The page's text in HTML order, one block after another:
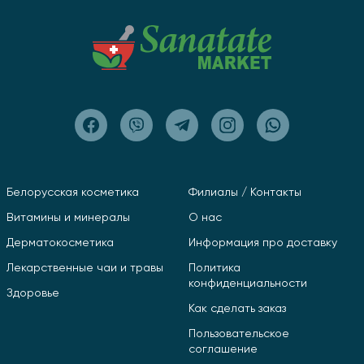
Именно она придает продукту характерные
свойства хвойных растений.
антимикробным действием;
поддержкой иммунитета;
благоприятным влиянием на дыхательную
Содержитвитамины и минералы, участвующие в
обмене веществ и поддержке работы печени.
Основные свойства жидкого
хвойного хлорофилла
Белорусская косметика
Витамины и минералы
Дерматокосметика
Лекарственные чаи и травы
Здоровье
Филиалы / Контакты
О нас
Информация про доставку
Политика
конфиденциальности
Как сделать заказ
Пользовательское
соглашение